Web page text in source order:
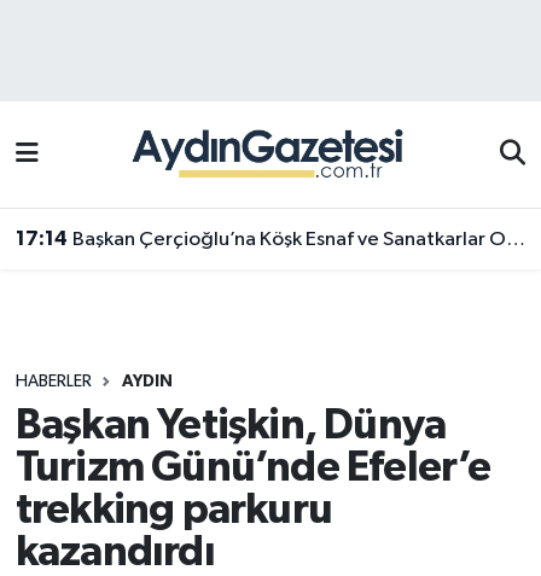
17:14 Başkan Çerçioğlu’na Köşk Esnaf ve Sanatkarlar Odası’ndan ziyaret
HABERLER AYDIN
Başkan Yetişkin, Dünya
Turizm Günü’nde Efeler’e
trekking parkuru
kazandırdı
Efeler Trafik Yoğunluk Haritası
Süper Lig Puan Durumu ve Fikstür